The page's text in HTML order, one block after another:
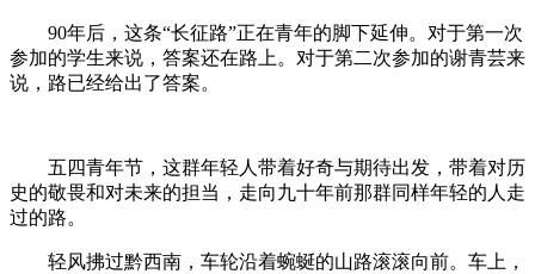
90年后，这条“长征路”正在青年的脚下延伸。对于第一次
参加的学生来说，答案还在路上。对于第二次参加的谢青芸来
说，路已经给出了答案。
五四青年节，这群年轻人带着好奇与期待出发，带着对历
史的敬畏和对未来的担当，走向九十年前那群同样年轻的人走
过的路。
轻风拂过黔西南，车轮沿着蜿蜒的山路滚滚向前。车上，